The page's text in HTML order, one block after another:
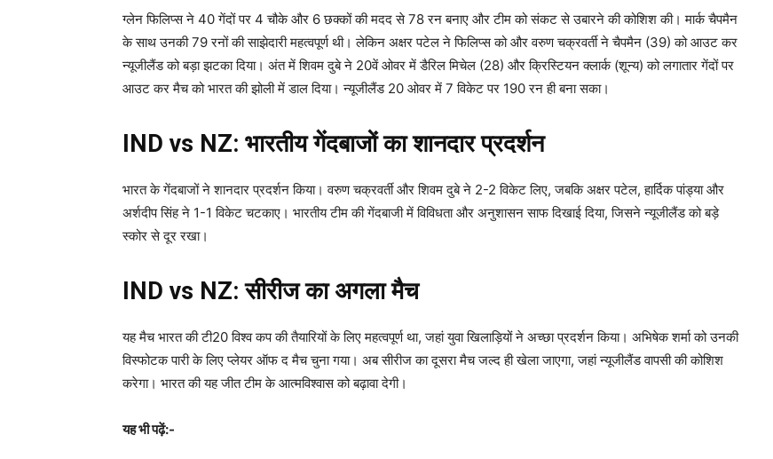
ग्लेन फिलिप्स ने 40 गेंदों पर 4 चौके और 6 छक्कों की मदद से 78 रन बनाए और टीम को संकट से उबारने की कोशिश की। मार्क चैपमैन
के साथ उनकी 79 रनों की साझेदारी महत्वपूर्ण थी। लेकिन अक्षर पटेल ने फिलिप्स को और वरुण चक्रवर्ती ने चैपमैन (39) को आउट कर
न्यूजीलैंड को बड़ा झटका दिया। अंत में शिवम दुबे ने 20वें ओवर में डैरिल मिचेल (28) और क्रिस्टियन क्लार्क (शून्य) को लगातार गेंदों पर
आउट कर मैच को भारत की झोली में डाल दिया। न्यूजीलैंड 20 ओवर में 7 विकेट पर 190 रन ही बना सका।
IND vs NZ: भारतीय गेंदबाजों का शानदार प्रदर्शन
भारत के गेंदबाजों ने शानदार प्रदर्शन किया। वरुण चक्रवर्ती और शिवम दुबे ने 2-2 विकेट लिए, जबकि अक्षर पटेल, हार्दिक पांड्या और
अर्शदीप सिंह ने 1-1 विकेट चटकाए। भारतीय टीम की गेंदबाजी में विविधता और अनुशासन साफ दिखाई दिया, जिसने न्यूजीलैंड को बड़े
स्कोर से दूर रखा।
IND vs NZ: सीरीज का अगला मैच
यह मैच भारत की टी20 विश्व कप की तैयारियों के लिए महत्वपूर्ण था, जहां युवा खिलाड़ियों ने अच्छा प्रदर्शन किया। अभिषेक शर्मा को उनकी
विस्फोटक पारी के लिए प्लेयर ऑफ द मैच चुना गया। अब सीरीज का दूसरा मैच जल्द ही खेला जाएगा, जहां न्यूजीलैंड वापसी की कोशिश
करेगा। भारत की यह जीत टीम के आत्मविश्वास को बढ़ावा देगी।
यह भी पढ़ें:-